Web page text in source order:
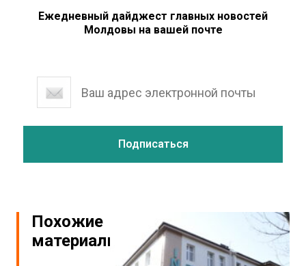
Ежедневный дайджест главных новостей
Молдовы на вашей почте
Похожие
материалы